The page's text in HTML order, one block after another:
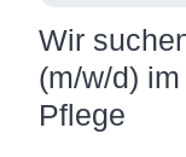
Wir
(m/w/d)
Pflege